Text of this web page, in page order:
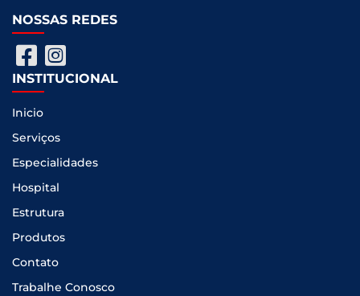
NOSSAS REDES
INSTITUCIONAL
Inicio
Serviços
Especialidades
Hospital
Estrutura
Produtos
Contato
Trabalhe Conosco